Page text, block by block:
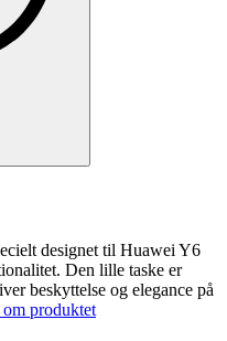
designet til Huawei Y6
Den lille taske er
beskyttelse og elegance på
produktet